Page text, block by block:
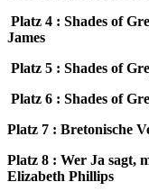
Platz 4 : Shades of
James
Platz 5 : Shades of
Platz 6 : Shades of
Platz 7 : Bretonische
Platz 8 : Wer Ja sagt,
Elizabeth Phillips